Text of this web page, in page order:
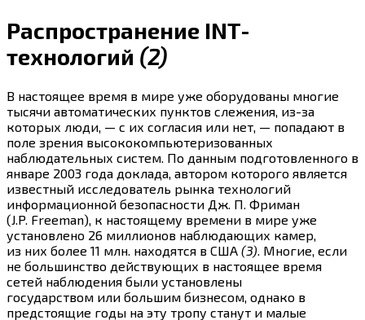
Распространение INT-
технологий (2)
В настоящее время в мире уже оборудованы многие
тысячи автоматических пунктов слежения, из-за
которых люди, — с их согласия или нет, — попадают в
поле зрения высококомпьютеризованных
наблюдательных систем. По данным подготовленного в
январе 2003 года доклада, автором которого является
известный исследователь рынка технологий
информационной безопасности Дж. П. Фриман
(J.P. Freeman), к настоящему времени в мире уже
установлено 26 миллионов наблюдающих камер,
из них более 11 млн. находятся в США (3). Многие, если
не большинство действующих в настоящее время
сетей наблюдения были установлены
государством или большим бизнесом, однако в
предстоящие годы на эту тропу станут и малые